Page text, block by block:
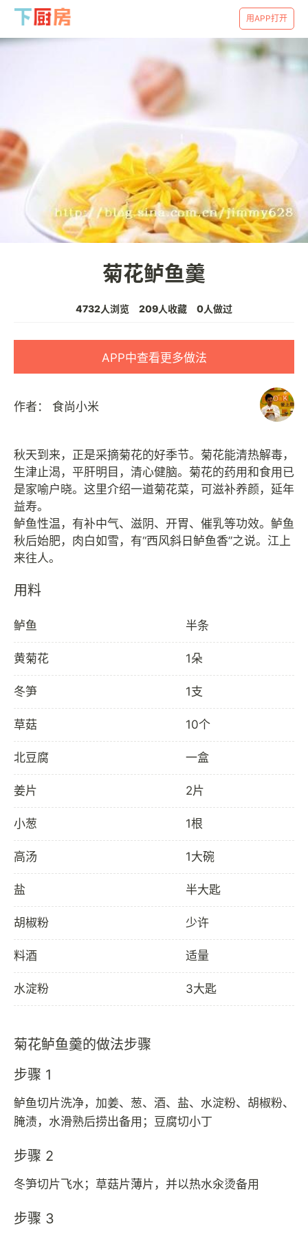
用APP打开
菊花鲈鱼羹
4732人浏览 209人收藏 0人做过
APP中查看更多做法
作者： 食尚小米
秋天到来，正是采摘菊花的好季节。菊花能清热解毒，
生津止渴，平肝明目，清心健脑。菊花的药用和食用已
是家喻户晓。这里介绍一道菊花菜，可滋补养颜，延年
益寿。
鲈鱼性温，有补中气、滋阴、开胃、催乳等功效。鲈鱼
秋后始肥，肉白如雪，有“西风斜日鲈鱼香”之说。江上
用料
鲈鱼 半条
黄菊花 1朵
冬笋 1支
草菇 10个
北豆腐 一盒
姜片 2片
小葱 1根
高汤 1大碗
盐 半大匙
胡椒粉 少许
料酒 适量
水淀粉 3大匙
菊花鲈鱼羹的做法步骤
步骤 1
鲈鱼切片洗净，加姜、葱、酒、盐、水淀粉、胡椒粉、
腌渍，水滑熟后捞出备用；豆腐切小丁
步骤 2
冬笋切片飞水；草菇片薄片，并以热水汆烫备用
步骤 3